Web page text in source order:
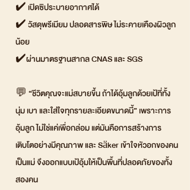
✔️ เปิดซิประบายอากาศได้
✔️ วัสดุพรีเมียม ปลอดสารพิษ ไม่ระคายเคืองผิวลูก
น้อย
✔️ผ่านมาตรฐานสากล CNAS และ SGS
💬 “ชีวิตคุณจะแม่สบายขึ้น ถ้าได้อุ้มลูกด้วยเป้ที่ทั้ง
นุ่ม เบา และใส่ใจทุกรายละเอียดขนาดนี้” เพราะการ
อุ้มลูก ไม่ใช่แค่เพื่อกล่อม แต่มันคือการสร้างการ
เติบโตอย่างมีคุณภาพ และ Säker เข้าใจหัวอกของคน
เป็นแม่ จึงออกแบบเป้อุ้มให้เป็นพื้นที่ปลอดภัยของทั้ง
สองคน